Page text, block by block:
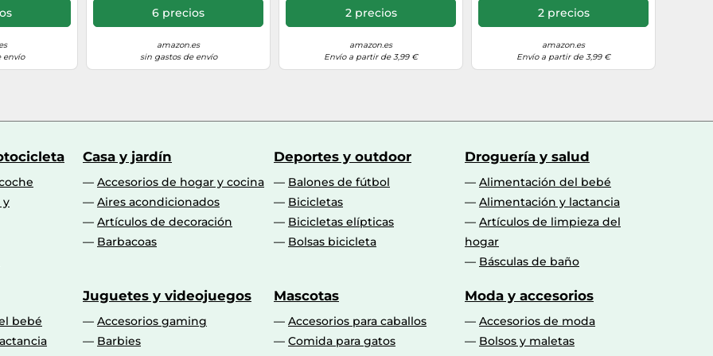
iOS y
envío
Multipunto para el Trabajo y
el Uso Diario, Verde
6 precios
amazon.es
sin gastos de envío
2 precios
amazon.es
Envío a partir de 3,99 €
LinkBuds Open - Azul
2 precios
amazon.es
Envío a partir de 3,99 €
y
Casa y jardín
Accesorios de hogar y cocina
Aires acondicionados
Artículos de decoración
Barbacoas
Deportes y outdoor
Balones de fútbol
Bicicletas
Bicicletas elípticas
Bolsas bicicleta
Droguería y salud
Alimentación del bebé
Alimentación y lactancia
Artículos de limpieza del
hogar
Básculas de baño
bebé
Juguetes y videojuegos
Accesorios gaming
Barbies
Mascotas
Accesorios para caballos
Comida para gatos
Moda y accesorios
Accesorios de moda
Bolsos y maletas